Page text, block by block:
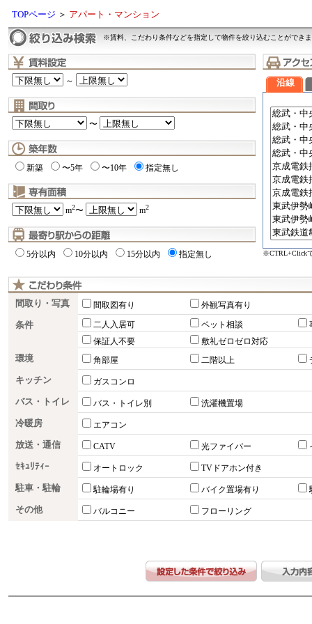
TOPページ ＞ アパート・マンション
※賃料、こだわり条件などを指定して物件を絞り込むことができ
～
〜
新築 〜5年 〜10年 指定無し
m2〜 m2
5分以内 10分以内 15分以内 指定無し
沿線
※CTRL+Click
間取り・写真 間取図有り 外観写真有り
条件 二人入居可 ペット相談
保証人不要
敷礼ゼロゼロ対応
環境 角部屋 二階以上
キッチン ガスコンロ
バス・トイレ バス・トイレ別 洗濯機置場
冷暖房 エアコン
放送・通信 CATV 光ファイバー
ｾｷｭﾘﾃｨｰ オートロック TVドアホン付き
駐車・駐輪 駐輪場有り バイク置場有り
その他 バルコニー フローリング